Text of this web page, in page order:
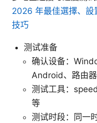
2026 年最佳選擇、設
技巧
测试准备
确认设备：
Android、路由
测试工具：
等
测试时段：同一